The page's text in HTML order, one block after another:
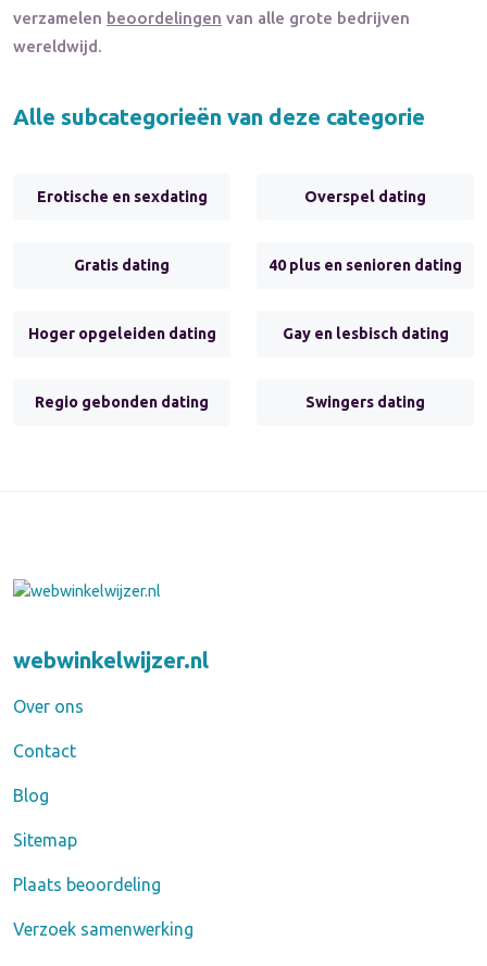
verzamelen beoordelingen van alle grote bedrijven
wereldwijd.
Alle subcategorieën van deze categorie
Erotische en sexdating Overspel dating
Gratis dating 40 plus en senioren dating
Hoger opgeleiden dating Gay en lesbisch dating
Regio gebonden dating Swingers dating
webwinkelwijzer.nl
Over ons
Contact
Blog
Sitemap
Plaats beoordeling
Verzoek samenwerking